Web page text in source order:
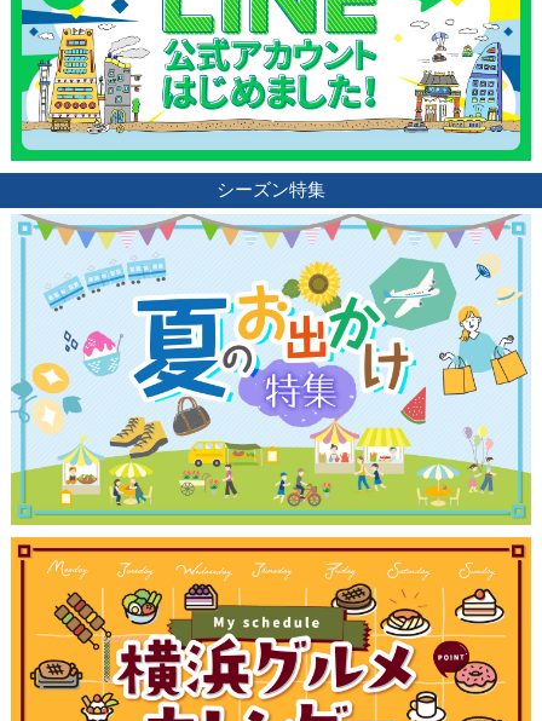
シーズン特集